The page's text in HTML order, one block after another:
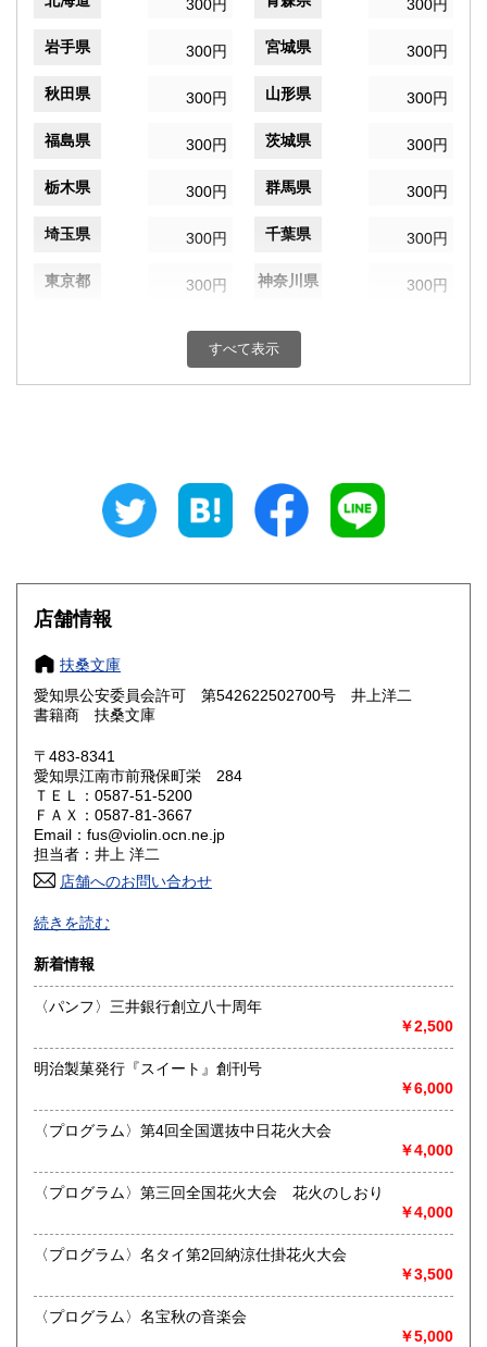
300円 300円
岩手県 300円 宮城県 300円
秋田県 300円 山形県 300円
福島県 300円 茨城県 300円
栃木県 300円 群馬県 300円
埼玉県 300円 千葉県 300円
東京都 300円 神奈川県 300円
300円 富山県
300円 三重県
大阪府
奈良県
鳥取県 300円 島根県 300円
岡山県
山口県 300円
香川県 300円
高知県 300円
佐賀県
熊本県 300円 大分県 300円
300円
沖縄県 300円
すべて表示
店舗情報
扶桑文庫
愛知県公安委員会許可 第542622502700号 井上洋二
書籍商 扶桑文庫
〒483-8341
愛知県江南市前飛保町栄 284
ＴＥＬ：0587-51-5200
ＦＡＸ：0587-81-3667
Email：fus@violin.ocn.ne.jp
担当者：井上 洋二
店舗へのお問い合わせ
古文書、古地図、刷り物、一枚もの、絵葉書、鳥瞰図、近代
文献資料等を主体に扱っております。
沿線名：名鉄犬山線
最寄駅：江南駅下車
営業時間：10:00〜17:00
書籍の買取について
買取 買取専用フリーダイヤル 0120-006-229 (担当・
井上)
す。
御整理・御売却はお気軽に当店にご相談ください。
お電話、メール等でご連絡次第、即日に参上いたします。古
書買い取り、古本買い取り、大量大歓迎です。
特に古いもの全般(和本、古文書、紙物チラシ、郷土資料、地
図、宗教、芸能、美術、文学、雑誌等)に力を入れておりま
す。
又書画骨董品も別部門で取り扱いしておりますので引越し増
続きを読む
新着情報
〈パンフ〉三井銀行創立八十周年
￥2,500
明治製菓発行『スイート』創刊号
￥6,000
〈プログラム〉第4回全国選抜中日花火大会
￥4,000
〈プログラム〉第三回全国花火大会 花火のしおり
￥4,000
〈プログラム〉名タイ第2回納涼仕掛花火大会
￥3,500
〈プログラム〉名宝秋の音楽会
￥5,000